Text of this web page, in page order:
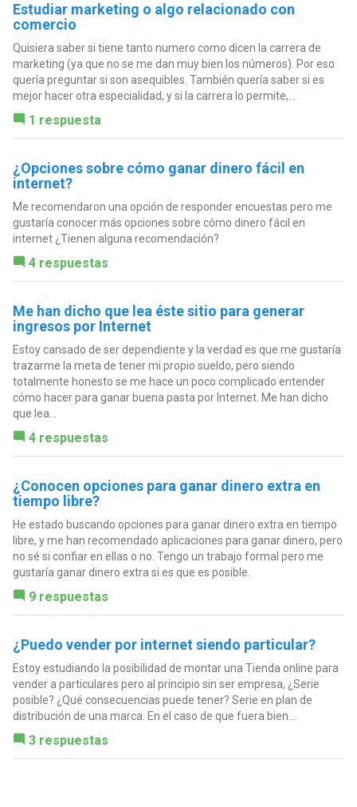
Estudiar marketing o algo relacionado con
comercio
Quisiera saber si tiene tanto numero como dicen la carrera de
marketing (ya que no se me dan muy bien los números). Por eso
quería preguntar si son asequibles. También quería saber si es
mejor hacer otra especialidad, y si la carrera lo permite,...
1 respuesta
¿Opciones sobre cómo ganar dinero fácil en
internet?
Me recomendaron una opción de responder encuestas pero me
gustaría conocer más opciones sobre cómo dinero fácil en
internet ¿Tienen alguna recomendación?
4 respuestas
Me han dicho que lea éste sitio para generar
ingresos por Internet
Estoy cansado de ser dependiente y la verdad es que me gustaría
trazarme la meta de tener mi propio sueldo, pero siendo
totalmente honesto se me hace un poco complicado entender
cómo hacer para ganar buena pasta por Internet. Me han dicho
que lea...
4 respuestas
¿Conocen opciones para ganar dinero extra en
tiempo libre?
He estado buscando opciones para ganar dinero extra en tiempo
libre, y me han recomendado aplicaciones para ganar dinero, pero
no sé si confiar en ellas o no. Tengo un trabajo formal pero me
gustaría ganar dinero extra si es que es posible.
9 respuestas
¿Puedo vender por internet siendo particular?
Estoy estudiando la posibilidad de montar una Tienda online para
vender a particulares pero al principio sin ser empresa, ¿Serie
posible? ¿Qué consecuencias puede tener? Serie en plan de
distribución de una marca. En el caso de que fuera bien...
3 respuestas